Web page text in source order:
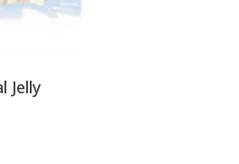
Jelly